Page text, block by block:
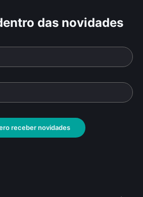
das novidades
receber novidades